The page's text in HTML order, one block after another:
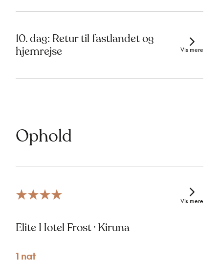
10. dag: Retur til fastlandet og
hjemrejse
Vis mere
Ophold
Elite Hotel Frost · Kiruna
1 nat
Vis mere